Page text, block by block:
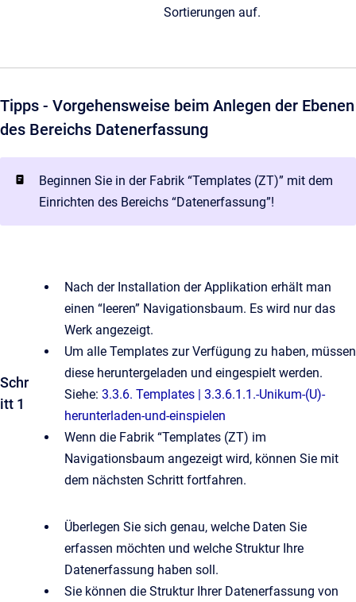
Sortierungen auf.
Tipps - Vorgehensweise beim Anlegen der Ebenen
des Bereichs Datenerfassung
Beginnen Sie in der Fabrik “Templates (ZT)” mit dem
Einrichten des Bereichs “Datenerfassung”!
Schr
itt 1
Nach der Installation der Applikation erhält man
einen “leeren” Navigationsbaum. Es wird nur das
Werk angezeigt.
Um alle Templates zur Verfügung zu haben, müssen
diese heruntergeladen und eingespielt werden.
Siehe: 3.3.6. Templates | 3.3.6.1.1.-Unikum-(U)-
herunterladen-und-einspielen
Wenn die Fabrik “Templates (ZT) im
Navigationsbaum angezeigt wird, können Sie mit
dem nächsten Schritt fortfahren.
Überlegen Sie sich genau, welche Daten Sie
erfassen möchten und welche Struktur Ihre
Datenerfassung haben soll.
Sie können die Struktur Ihrer Datenerfassung von